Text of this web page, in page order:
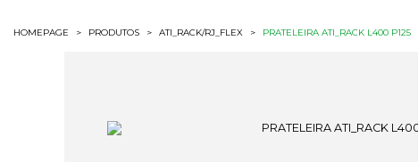
HOMEPAGE > PRODUTOS > ATI_RACK/RJ_FLEX > PRATELEIRA ATI_RACK L400 P125